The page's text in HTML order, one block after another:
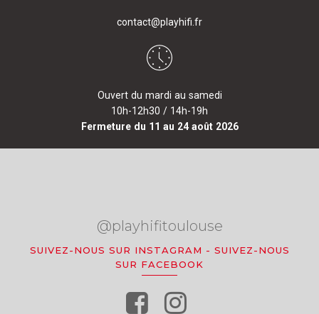
contact@playhifi.fr
Ouvert du mardi au samedi
10h-12h30 / 14h-19h
Fermeture du 11 au 24 août 2026
@playhifitoulouse
SUIVEZ-NOUS SUR INSTAGRAM - SUIVEZ-NOUS
SUR FACEBOOK